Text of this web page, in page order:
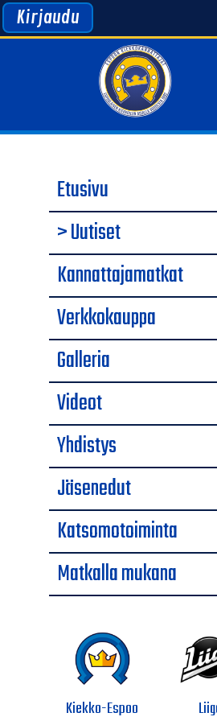
Kirjaudu
Etusivu
> Uutiset
Kannattajamatkat
Verkkokauppa
Galleria
Videot
Yhdistys
Jäsenedut
Katsomotoiminta
Matkalla mukana
Kiekko-Espoo